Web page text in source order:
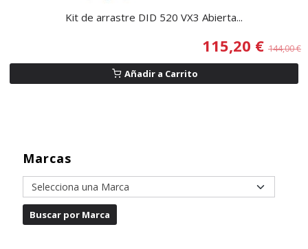
Marcas
Kit de arrastre DID 520 VX3 Abierta...
115,20 € 144,00 €
Añadir a Carrito